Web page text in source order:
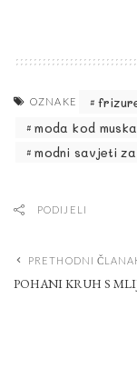
OZNAKE
moda kod
modni savjeti
PODIJELI
PRETHODNI
POHANI KRUH S